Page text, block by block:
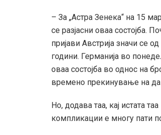
– За „Астра Зенека“ на 15
се разјасни оваа состојба.
пријави Австрија значи се
години. Германија во
оваа состојба во однос на
времено прекинување на
Но, додава таа, кај истата
компликации е многу пати